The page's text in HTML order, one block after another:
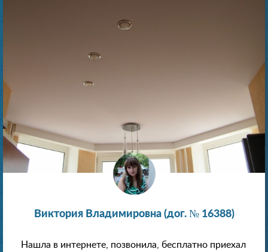
Виктория Владимировна (дог. № 16388)
Нашла в интернете, позвонила, бесплатно приехал